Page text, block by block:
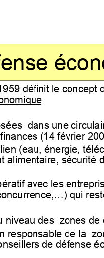
définit le concept
dans une
finances (14 février
(eau, énergie,
alimentaire, sécurité
avec les
) qui
niveau des  zones
responsable de la
de défense